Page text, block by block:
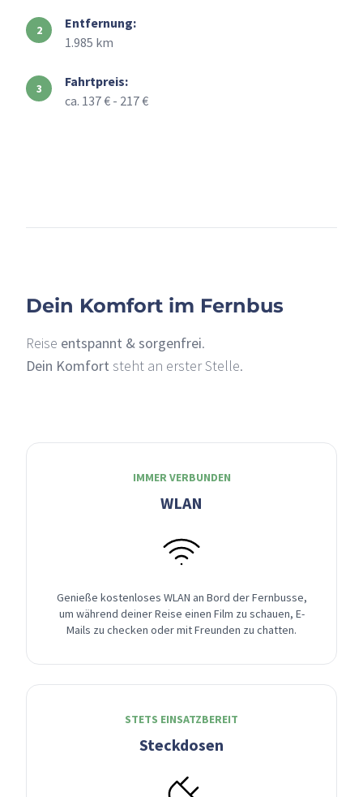
Entfernung:
1.985 km
Fahrtpreis:
ca. 137 € - 217 €
Dein Komfort im Fernbus
Reise entspannt & sorgenfrei.
Dein Komfort steht an erster Stelle.
IMMER VERBUNDEN
WLAN
Genieße kostenloses WLAN an Bord der Fernbusse,
um während deiner Reise einen Film zu schauen, E-
Mails zu checken oder mit Freunden zu chatten.
STETS EINSATZBEREIT
Steckdosen